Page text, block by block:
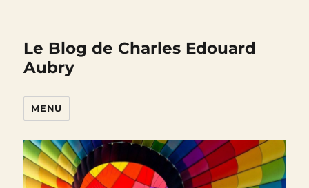
Le Blog de Charles Edouard
Aubry
MENU